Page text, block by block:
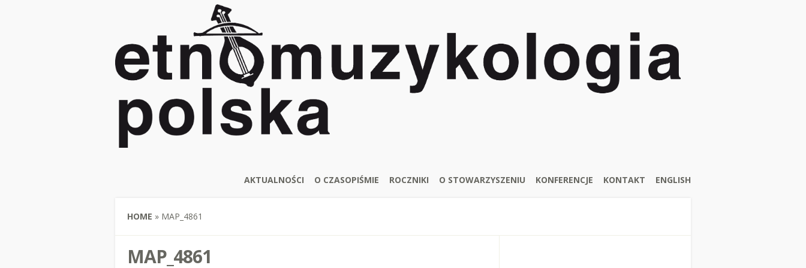
AKTUALNOŚCI O CZASOPIŚMIE ROCZNIKI O STOWARZYSZENIU KONFERENCJE KONTAKT ENGLISH
HOME » MAP_4861
MAP_4861